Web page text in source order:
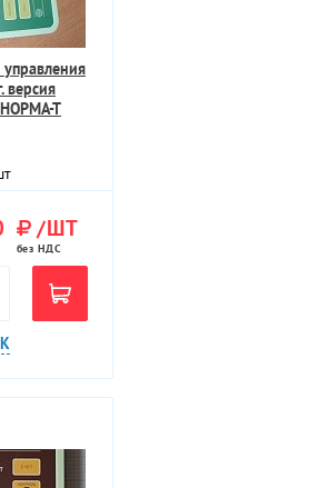
управления
версия
Т
/ШТ
без НДС